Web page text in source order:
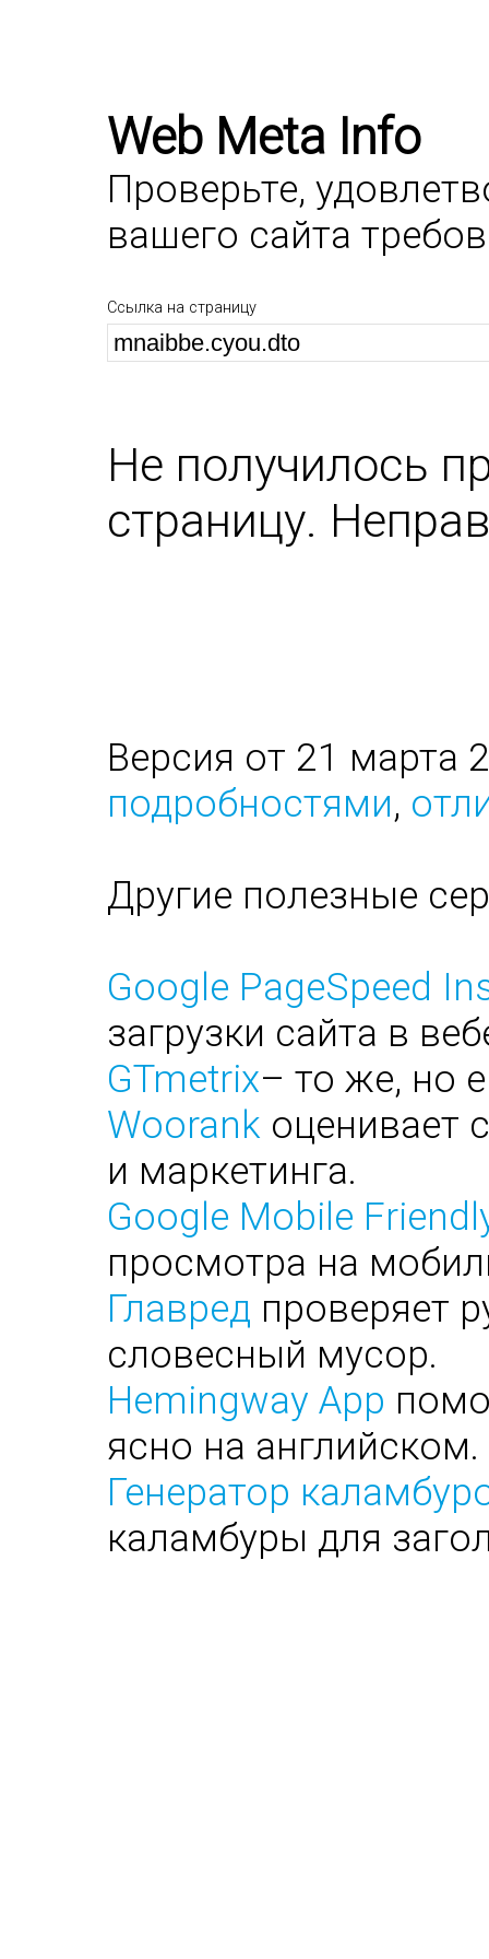
Web Meta Info
Проверьте,
вашего сайта
Ссылка на страницу
Не получилось
страницу.
Версия от 21 марта
подробностями,
Другие полезные
Google PageSpeed
загрузки сайта в
GTmetrix– то же, но
Woorank оценивает
и маркетинга.
Google Mobile
просмотра на
Главред проверяет
словесный мусор.
Hemingway App
ясно на английском.
Генератор
каламбуры для